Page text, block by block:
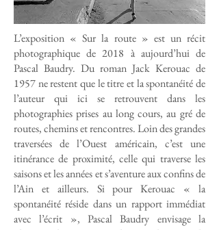
L’exposition « Sur la route » est un récit
photographique de 2018 à aujourd’hui de
Pascal Baudry. Du roman Jack Kerouac de
1957 ne restent que le titre et la spontanéité de
l’auteur qui ici se retrouvent dans les
photographies prises au long cours, au gré de
routes, chemins et rencontres. Loin des grandes
traversées de l’Ouest américain, c’est une
itinérance de proximité, celle qui traverse les
saisons et les années et s’aventure aux confins de
l’Ain et ailleurs. Si pour Kerouac « la
spontanéité réside dans un rapport immédiat
avec l’écrit », Pascal Baudry envisage la